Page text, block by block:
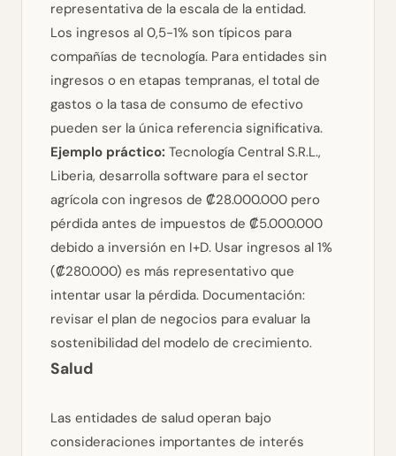
representativa de la escala de la entidad.
Los ingresos al 0,5-1% son típicos para
compañías de tecnología. Para entidades sin
ingresos o en etapas tempranas, el total de
gastos o la tasa de consumo de efectivo
pueden ser la única referencia significativa.
Ejemplo práctico: Tecnología Central S.R.L.,
Liberia, desarrolla software para el sector
agrícola con ingresos de ₡28.000.000 pero
pérdida antes de impuestos de ₡5.000.000
debido a inversión en I+D. Usar ingresos al 1%
(₡280.000) es más representativo que
intentar usar la pérdida. Documentación:
revisar el plan de negocios para evaluar la
sostenibilidad del modelo de crecimiento.
Salud
Las entidades de salud operan bajo
consideraciones importantes de interés